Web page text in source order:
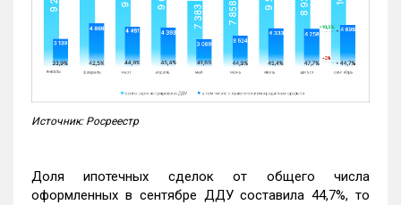
Источник: Росреестр
Доля ипотечных сделок от общего числа
оформленных в сентябре ДДУ составила 44,7%, то